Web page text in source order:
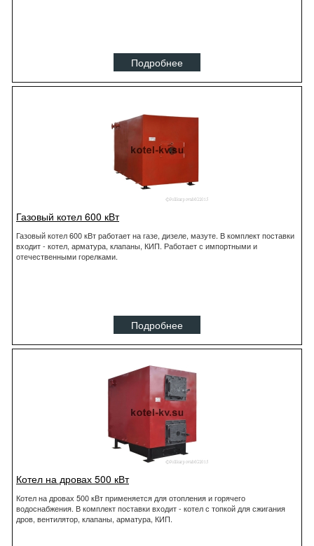
Подробнее
Газовый котел 600 кВт
Газовый котел 600 кВт работает на газе, дизеле, мазуте. В комплект поставки
входит - котел, арматура, клапаны, КИП. Работает с импортными и
отечественными горелками.
Подробнее
Котел на дровах 500 кВт
Котел на дровах 500 кВт применяется для отопления и горячего
водоснабжения. В комплект поставки входит - котел с топкой для сжигания
дров, вентилятор, клапаны, арматура, КИП.